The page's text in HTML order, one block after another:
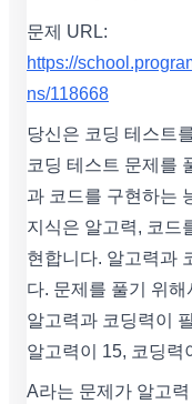
문제 URL:
https://
ns/118668
당신은 코딩 테스트
코딩 테스트 문제를
과 코드를 구현하는
지식은 알고력, 코드
현합니다. 알고력과
다. 문제를 풀기 위
알고력과 코딩력이
알고력이 15, 코딩력
A라는 문제가 알고